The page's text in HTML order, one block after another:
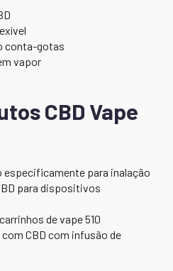
conta-gotas
vapor
CBD Vape
especificamente para inalação
para dispositivos
de vape 510
CBD com infusão de